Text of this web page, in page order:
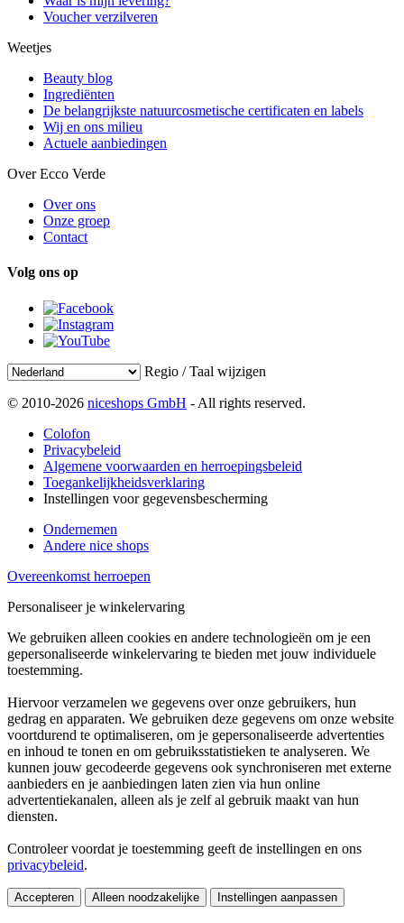
Voucher verzilveren
Weetjes
Beauty blog
Ingrediënten
De belangrijkste natuurcosmetische certificaten en labels
Wij en ons milieu
Actuele aanbiedingen
Over Ecco Verde
Over ons
Onze groep
Contact
Volg ons op
Regio / Taal wijzigen
© 2010-2026 niceshops GmbH - All rights reserved.
Colofon
Privacybeleid
Algemene voorwaarden en herroepingsbeleid
Toegankelijkheidsverklaring
Instellingen voor gegevensbescherming
Ondernemen
Andere nice shops
Overeenkomst herroepen
Personaliseer je winkelervaring
We gebruiken alleen cookies en andere technologieën om je een
gepersonaliseerde winkelervaring te bieden met jouw individuele
toestemming.
Hiervoor verzamelen we gegevens over onze gebruikers, hun
gedrag en apparaten. We gebruiken deze gegevens om onze website
voortdurend te optimaliseren, om je gepersonaliseerde advertenties
en inhoud te tonen en om gebruiksstatistieken te analyseren. We
kunnen jouw gecodeerde gegevens ook synchroniseren met externe
aanbieders en je aanbiedingen laten zien via hun online
advertentiekanalen, alleen als je zelf al gebruik maakt van hun
diensten.
Controleer voordat je toestemming geeft de instellingen en ons
privacybeleid.
Accepteren Alleen noodzakelijke Instellingen aanpassen